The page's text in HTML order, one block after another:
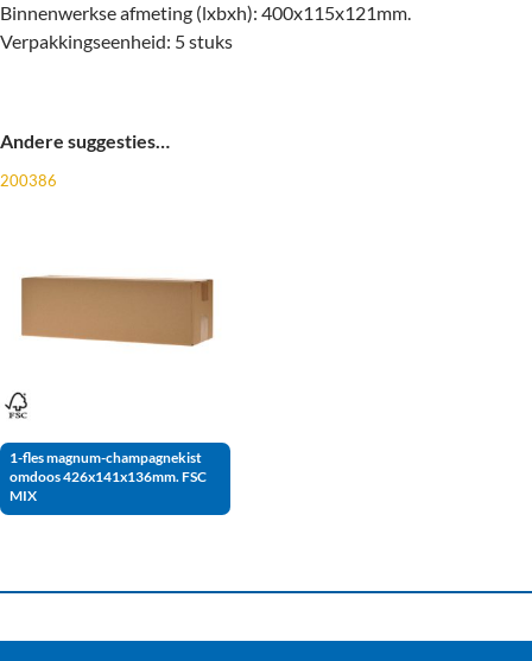
Binnenwerkse afmeting (lxbxh): 400x115x121mm.
Verpakkingseenheid: 5 stuks
Andere suggesties…
200386
1-fles magnum-champagnekist
omdoos 426x141x136mm. FSC
MIX